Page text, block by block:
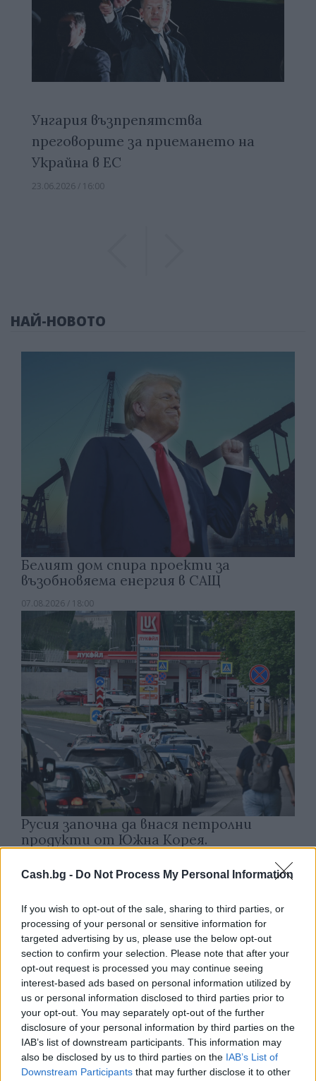
Cash.bg - Do Not Process My Personal Information
If you wish to opt-out of the sale, sharing to third parties, or
processing of your personal or sensitive information for
targeted advertising by us, please use the below opt-out
section to confirm your selection. Please note that after your
opt-out request is processed you may continue seeing
interest-based ads based on personal information utilized by
us or personal information disclosed to third parties prior to
your opt-out. You may separately opt-out of the further
disclosure of your personal information by third parties on the
IAB’s list of downstream participants. This information may
also be disclosed by us to third parties on the IAB’s List of
Downstream Participants that may further disclose it to other
Унгария възпрепятства
преговорите за приемането на
Украйна в ЕС
23.06.2026 / 16:00
НАЙ-НОВОТО
Белият дом спира проекти за
възобновяема енергия в САЩ
07.08.2026 / 18:00
Русия започна да внася петролни
продукти от Южна Корея.